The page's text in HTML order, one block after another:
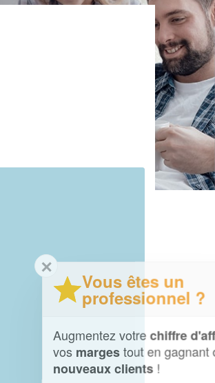
Vous êtes un
professionnel ?
Augmentez votrechiffre d'affaireset
margestout en gagnant de
nouveaux clients!